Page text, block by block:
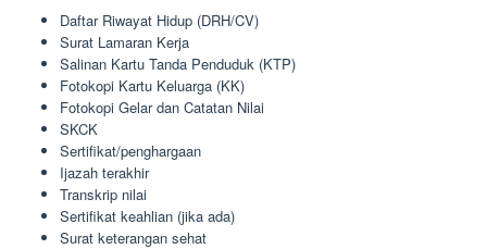
Daftar Riwayat Hidup (DRH/CV)
Surat Lamaran Kerja
Salinan Kartu Tanda Penduduk (KTP)
Fotokopi Kartu Keluarga (KK)
Fotokopi Gelar dan Catatan Nilai
SKCK
Sertifikat/penghargaan
Ijazah terakhir
Transkrip nilai
Sertifikat keahlian (jika ada)
Surat keterangan sehat